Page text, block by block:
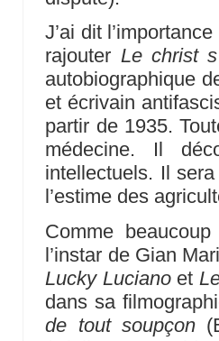
J’ai dit
rajouter Le christ
autobiographique
et écrivain
partir de 1935.
médecine. Il
intellectuels. Il
l’estime des
Comme
l’instar de Gian
Lucky Lucianoet
dans sa
de tout soupçon